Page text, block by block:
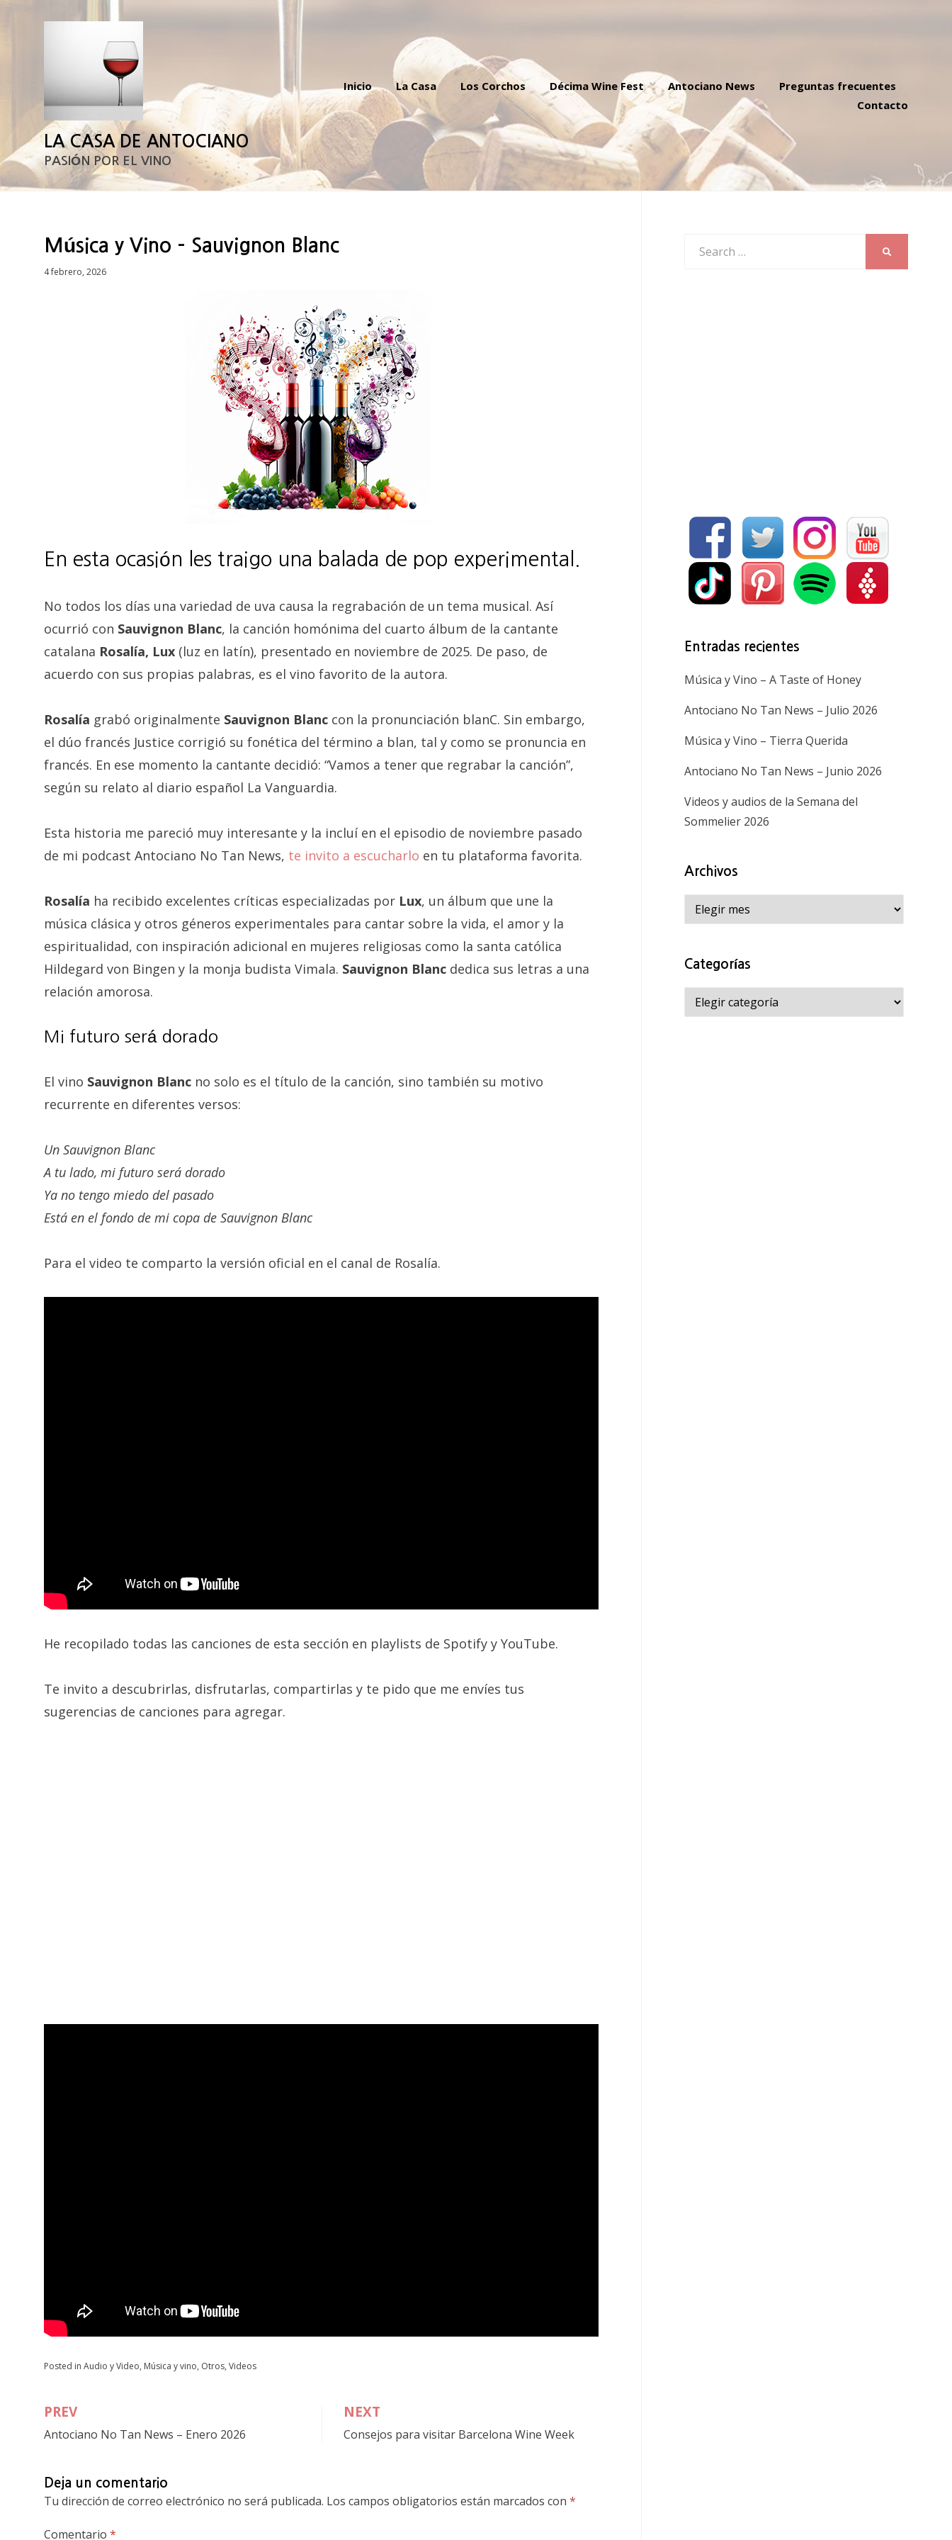
LA CASA DE ANTOCIANO
PASIÓN POR EL VINO
Inicio La Casa Los Corchos Décima Wine Fest Antociano News
Preguntas frecuentes
Contacto
Música y Vino – Sauvignon Blanc
Posted
4 febrero, 2026
En esta ocasión les traigo una balada de pop experimental.
No todos los días una variedad de uva causa la regrabación de un tema musical. Así
ocurrió con Sauvignon Blanc, la canción homónima del cuarto álbum de la cantante
catalana Rosalía, Lux (luz en latín), presentado en noviembre de 2025. De paso, de
acuerdo con sus propias palabras, es el vino favorito de la autora.
Rosalía grabó originalmente Sauvignon Blanc con la pronunciación blanC. Sin embargo,
el dúo francés Justice corrigió su fonética del término a blan, tal y como se pronuncia en
francés. En ese momento la cantante decidió: “Vamos a tener que regrabar la canción”,
según su relato al diario español La Vanguardia.
Esta historia me pareció muy interesante y la incluí en el episodio de noviembre pasado
de mi podcast Antociano No Tan News, te invito a escucharlo en tu plataforma favorita.
Rosalía ha recibido excelentes críticas especializadas por Lux, un álbum que une la
música clásica y otros géneros experimentales para cantar sobre la vida, el amor y la
espiritualidad, con inspiración adicional en mujeres religiosas como la santa católica
Hildegard von Bingen y la monja budista Vimala. Sauvignon Blanc dedica sus letras a una
relación amorosa.
Mi futuro será dorado
El vino Sauvignon Blanc no solo es el título de la canción, sino también su motivo
recurrente en diferentes versos:
Un Sauvignon Blanc
A tu lado, mi futuro será dorado
Ya no tengo miedo del pasado
Está en el fondo de mi copa de Sauvignon Blanc
Para el video te comparto la versión oficial en el canal de Rosalía.
He recopilado todas las canciones de esta sección en playlists de Spotify y YouTube.
Te invito a descubrirlas, disfrutarlas, compartirlas y te pido que me envíes tus
sugerencias de canciones para agregar.
Posted in Audio y Video, Música y vino, Otros, Videos
Navegación
de
PREV
Antociano No Tan News – Enero 2026
NEXT
Consejos para visitar Barcelona Wine Week
Deja un comentario
Tu dirección de correo electrónico no será publicada. Los campos obligatorios están marcados con *
Comentario *
Entradas recientes
Música y Vino – A Taste of Honey
Antociano No Tan News – Julio 2026
Música y Vino – Tierra Querida
Antociano No Tan News – Junio 2026
Videos y audios de la Semana del
Sommelier 2026
Archivos
Archivos
Categorías
Categorías